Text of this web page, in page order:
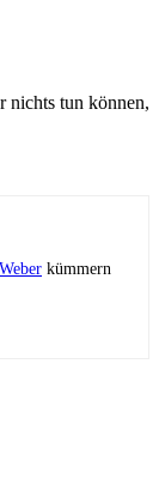
nichts tun können,
kümmern